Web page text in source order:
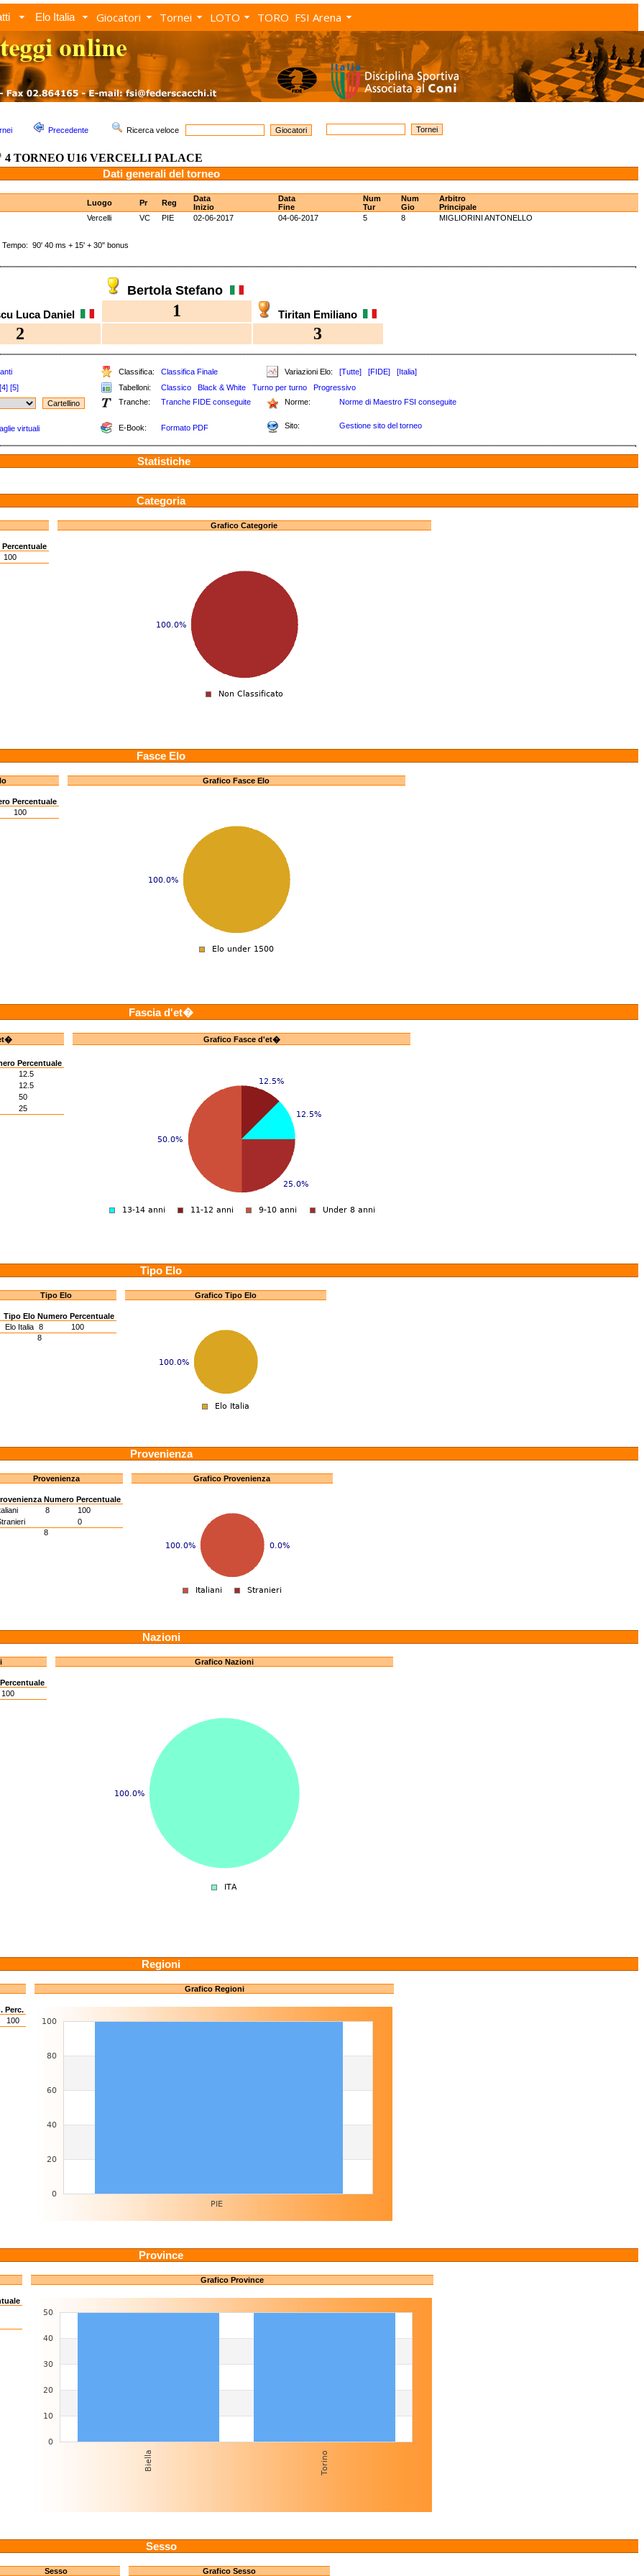
Elo Italia Giocatori Tornei LOTO TORO FSI Arena
Precedente Ricerca veloce
4 TORNEO U16 VERCELLI PALACE
Dati generali del torneo
Luogo Pr Reg
Data
Inizio
Data
Fine
Num
Tur
Num
Gio
Arbitro
Principale
Vercelli VC PIE 02-06-2017 04-06-2017 5 8
MIGLIORINI ANTONELLO
90' 40 ms + 15' + 30'' bonus
Bertola Stefano
Luca Daniel 1 Tiritan Emiliano
2 3
Classifica: Classifica Finale Variazioni Elo: [Tutte] [FIDE]
[Italia]
[4] [5] Tabelloni: Classico Black & White Turno per turno
Progressivo
Tranche: Tranche FIDE conseguite Norme: Norme di Maestro FSI conseguite
virtuali E-Book: Formato PDF Sito: Gestione sito del torneo
Statistiche
Categoria
Percentuale
100
Grafico Categorie
Fasce Elo
Percentuale
100
Grafico Fasce Elo
Fascia d'et�
Percentuale
12.5
12.5
50
25
Grafico Fasce d'et�
Tipo Elo
Tipo Elo
Tipo Elo Numero Percentuale
Elo Italia 8
100
8
Grafico Tipo Elo
Provenienza
Provenienza
Numero Percentuale
8
100
0
8
Grafico Provenienza
Nazioni
Percentuale
100
Grafico Nazioni
Regioni
Perc.
100
Grafico Regioni
Province
Grafico Province
Sesso
Sesso Grafico Sesso